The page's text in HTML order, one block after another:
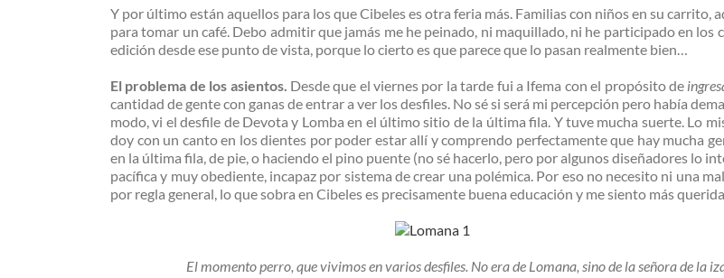
Y por último están aquellos para los que Cibeles es otra feria más. Familias con niños en su carrito,
para tomar un café. Debo admitir que jamás me he peinado, ni maquillado, ni he participado en
edición desde ese punto de vista, porque lo cierto es que parece que lo pasan realmente bien…
El problema de los asientos. Desde que el viernes por la tarde fui a Ifema con el propósito de
cantidad de gente con ganas de entrar a ver los desfiles. No sé si será mi percepción pero había
modo, vi el desfile de Devota y Lomba en el último sitio de la última fila. Y tuve mucha suerte. Lo
doy con un canto en los dientes por poder estar allí y comprendo perfectamente que hay mucha
en la última fila, de pie, o haciendo el pino puente (no sé hacerlo, pero por algunos diseñadores lo
pacífica y muy obediente, incapaz por sistema de crear una polémica. Por eso no necesito ni una
por regla general, lo que sobra en Cibeles es precisamente buena educación y me siento más
El momento perro, que vivimos en varios desfiles. No era de Lomana, sino de la señora de la